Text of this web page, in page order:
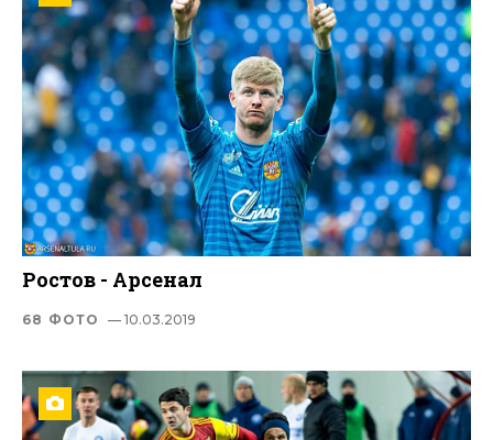
Ростов - Арсенал
68 ФОТО — 10.03.2019